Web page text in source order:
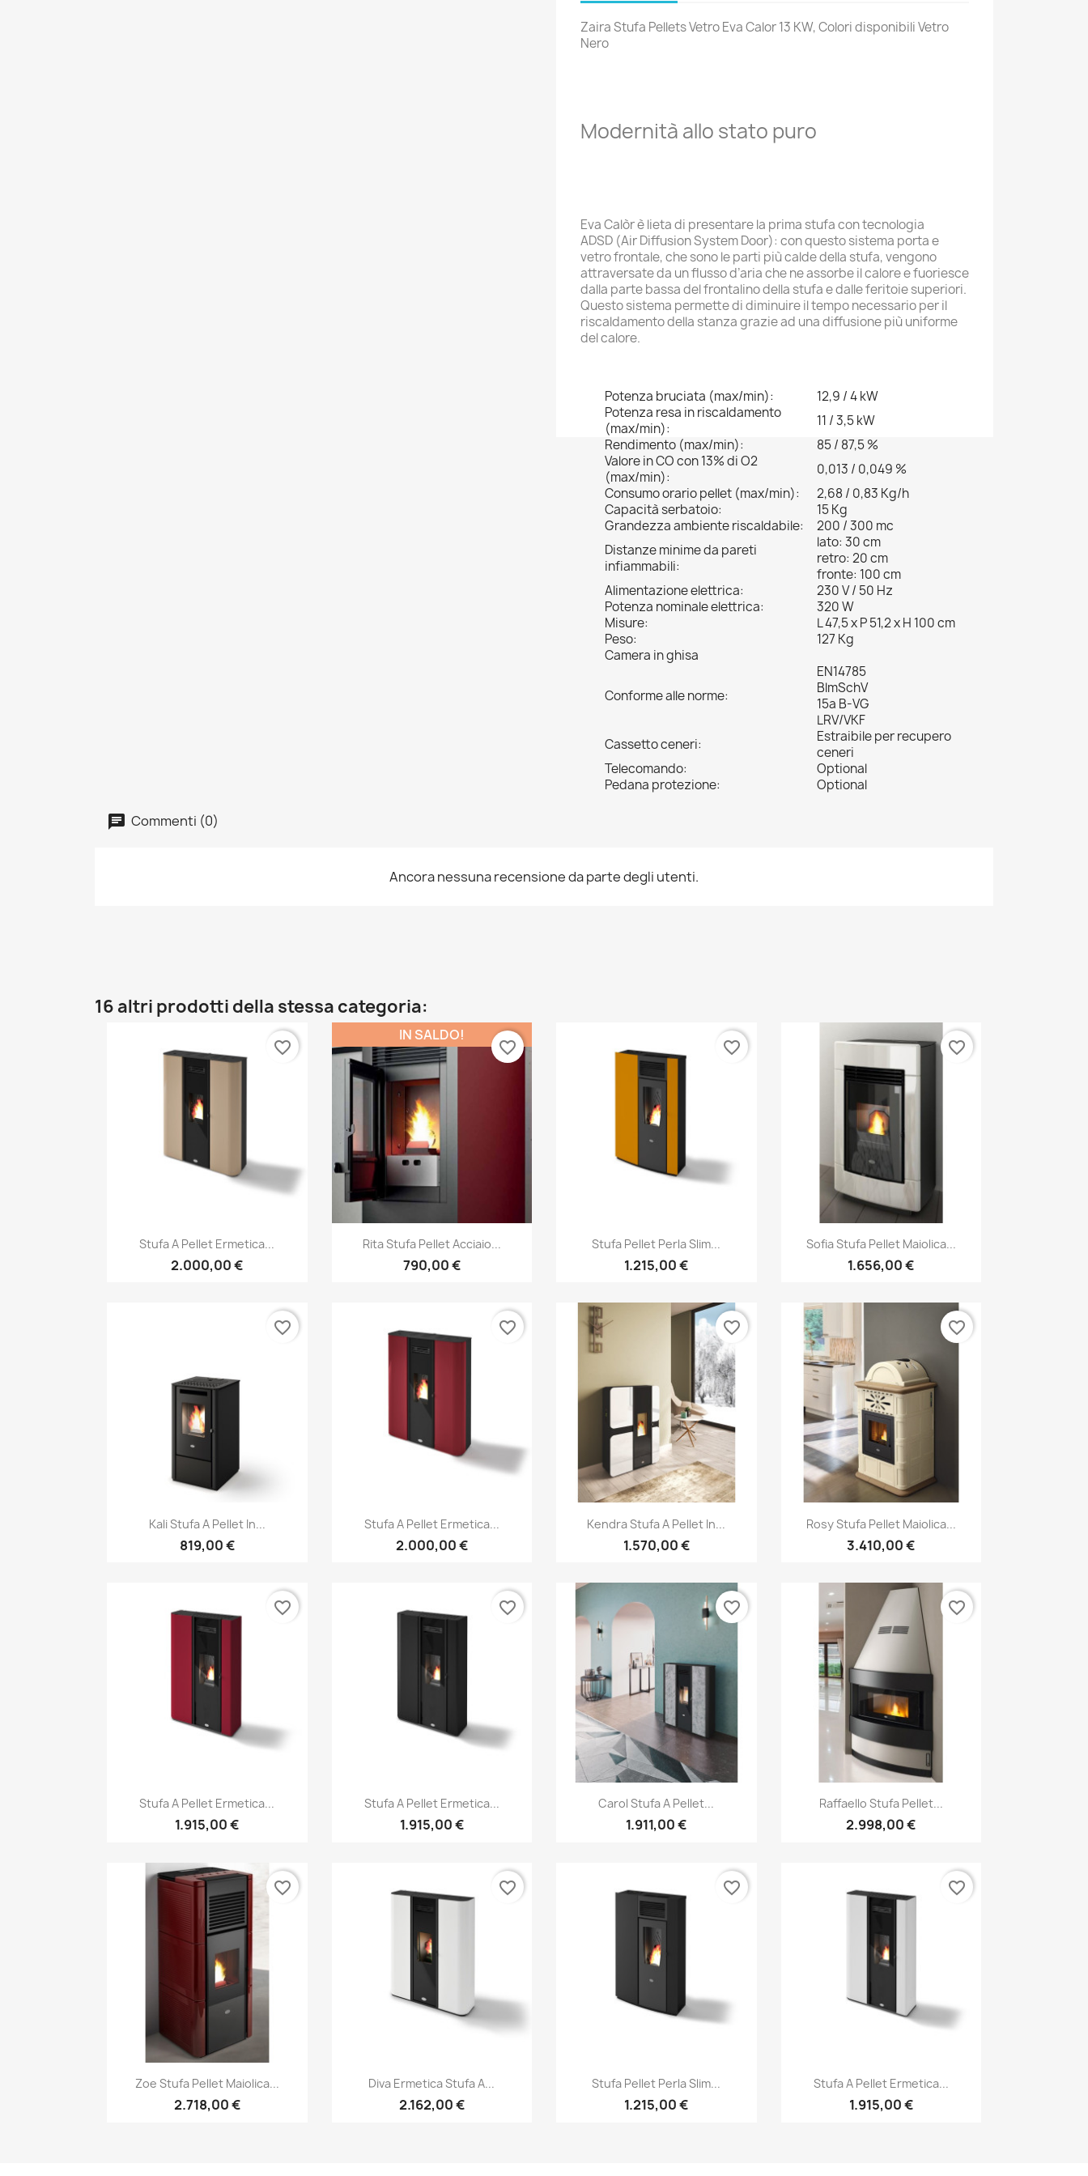
Zaira Stufa Pellets Vetro Eva Calor 13 KW, Colori disponibili Vetro
Nero
Modernità allo stato puro
Eva Calòr è lieta di presentare la prima stufa con tecnologia
ADSD (Air Diffusion System Door): con questo sistema porta e
vetro frontale, che sono le parti più calde della stufa, vengono
attraversate da un flusso d’aria che ne assorbe il calore e fuoriesce
dalla parte bassa del frontalino della stufa e dalle feritoie superiori.
Questo sistema permette di diminuire il tempo necessario per il
riscaldamento della stanza grazie ad una diffusione più uniforme
del calore.
Potenza bruciata (max/min):
12,9 / 4 kW
Potenza resa in riscaldamento
(max/min):
11 / 3,5 kW
Rendimento (max/min):
85 / 87,5 %
Valore in CO con 13% di O2
(max/min):
0,013 / 0,049 %
Consumo orario pellet (max/min):
2,68 / 0,83 Kg/h
Capacità serbatoio:
15 Kg
Grandezza ambiente riscaldabile:
200 / 300 mc
Distanze minime da pareti
infiammabili:
lato: 30 cm
retro: 20 cm
fronte: 100 cm
Alimentazione elettrica:
230 V / 50 Hz
Potenza nominale elettrica:
320 W
Misure:
L 47,5 x P 51,2 x H 100 cm
Peso:
127 Kg
Camera in ghisa
Conforme alle norme:
EN14785
BlmSchV
15a B-VG
LRV/VKF
Cassetto ceneri:
Estraibile per recupero
ceneri
Telecomando:
Optional
Pedana protezione:
Optional
Commenti (0)
Ancora nessuna recensione da parte degli utenti.
16 altri prodotti della stessa categoria:
Anteprima
Stufa A Pellet Ermetica...
2.000,00 €
favorite_border
Anteprima
Rita Stufa Pellet Acciaio...
790,00 €
IN SALDO!
favorite_border
Anteprima
Stufa Pellet Perla Slim...
1.215,00 €
favorite_border
Anteprima
Sofia Stufa Pellet Maiolica...
1.656,00 €
favorite_border
Anteprima
Kali Stufa A Pellet In...
819,00 €
favorite_border
 Anteprima
Stufa A Pellet Ermetica...
2.000,00 €
favorite_border
Anteprima
Kendra Stufa A Pellet In...
1.570,00 €
favorite_border
Anteprima
Rosy Stufa Pellet Maiolica...
3.410,00 €
favorite_border
Anteprima
Stufa A Pellet Ermetica...
1.915,00 €
favorite_border
 Anteprima
Stufa A Pellet Ermetica...
1.915,00 €
favorite_border
Anteprima
Carol Stufa A Pellet...
1.911,00 €
favorite_border
Anteprima
Raffaello Stufa Pellet...
2.998,00 €
favorite_border
Anteprima
Zoe Stufa Pellet Maiolica...
2.718,00 €
favorite_border
Anteprima
Diva Ermetica Stufa A...
2.162,00 €
favorite_border
Anteprima
Stufa Pellet Perla Slim...
1.215,00 €
favorite_border
 Anteprima
Stufa A Pellet Ermetica...
1.915,00 €
favorite_border